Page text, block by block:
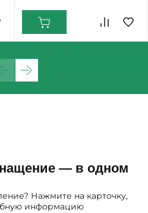
— в одном
Нажмите на карточку,
информацию